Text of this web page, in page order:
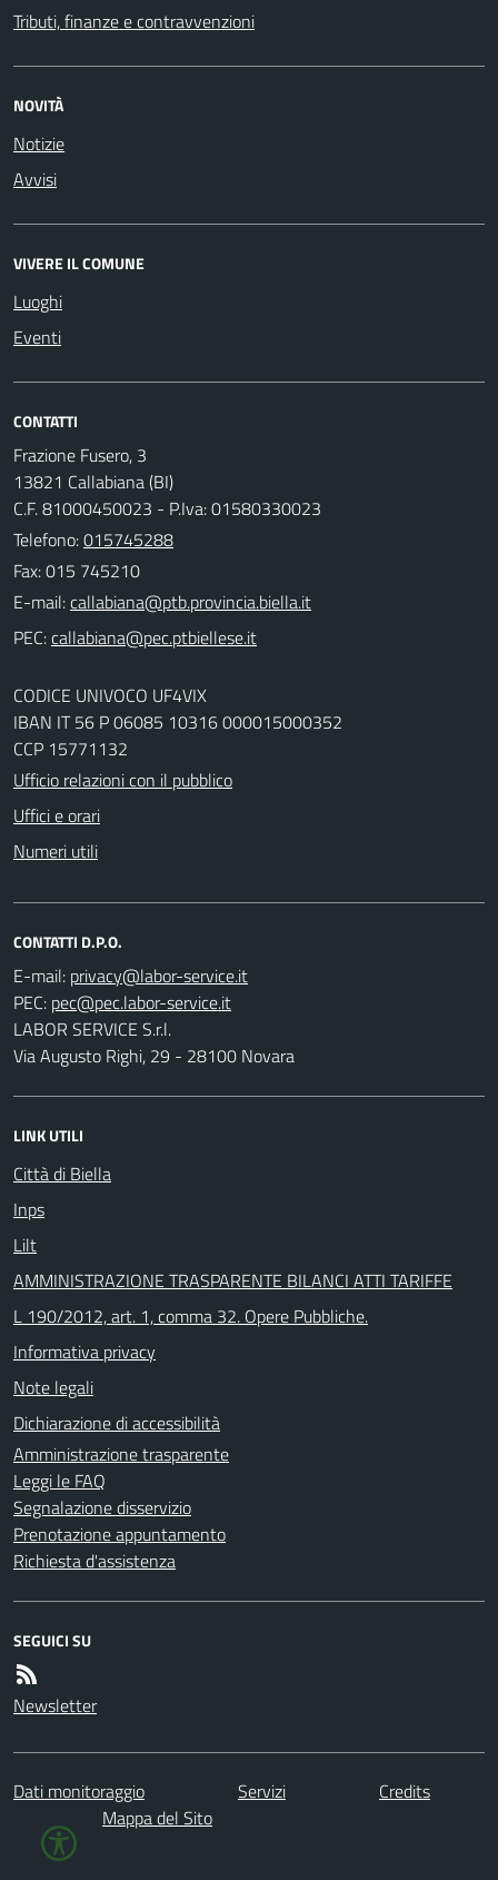
Tributi, finanze e contravvenzioni
NOVITÀ
Notizie
Avvisi
VIVERE IL COMUNE
Luoghi
Eventi
CONTATTI
Frazione Fusero, 3
13821 Callabiana (BI)
C.F. 81000450023 - P.Iva: 01580330023
Telefono:015745288
Fax: 015 745210
E-mail:
PEC:
CODICE UNIVOCO UF4VIX
IBAN IT 56 P 06085 10316 000015000352
CCP 15771132
Ufficio relazioni con il pubblico
Uffici e orari
Numeri utili
CONTATTI D.P.O.
E-mail:
PEC:
LABOR SERVICE S.r.l.
Via Augusto Righi, 29 - 28100 Novara
LINK UTILI
Città di Biella
Inps
Lilt
AMMINISTRAZIONE TRASPARENTE BILANCI ATTI TARIFFE
L 190/2012, art. 1, comma 32. Opere Pubbliche.
Informativa privacy
Note legali
Dichiarazione di accessibilità
Amministrazione trasparente
Leggi le FAQ
Segnalazione disservizio
Prenotazione appuntamento
Richiesta d'assistenza
SEGUICI SU
Newsletter
Dati monitoraggio Servizi
Credits
Mappa del Sito